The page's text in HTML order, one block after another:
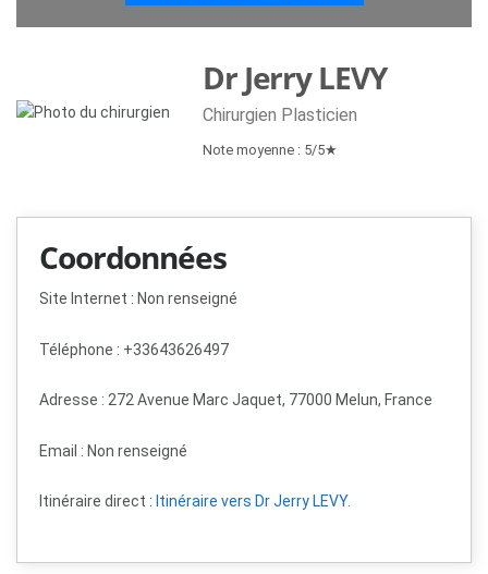
Dr Jerry LEVY
Chirurgien Plasticien
Note moyenne : 5/5★
Coordonnées
Site Internet : Non renseigné
Téléphone : +33643626497
Adresse : 272 Avenue Marc Jaquet, 77000 Melun, France
Email : Non renseigné
Itinéraire direct : Itinéraire vers Dr Jerry LEVY.